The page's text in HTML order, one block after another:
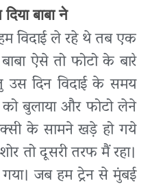
बाबा ने
विदाई ले रहे थे तब एक
ऐसे तो फोटो के बारे
उस दिन विदाई के समय
को बुलाया और फोटो लेने
के सामने खड़े हो गये
तो दूसरी तरफ मैं रहा।
जब हम ट्रेन से मुंबई